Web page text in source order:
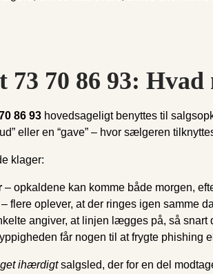
70 86 93: Hvad
86 93 hovedsageligt benyttes til
eller en “gave” – hvor sælgeren
klager:
– opkaldene kan komme både morgen,
– flere oplever, at der ringes igen samme
angiver, at linjen lægges på, så snart
får nogen til at frygte phishing
ihærdigtsalgsled, der for en del